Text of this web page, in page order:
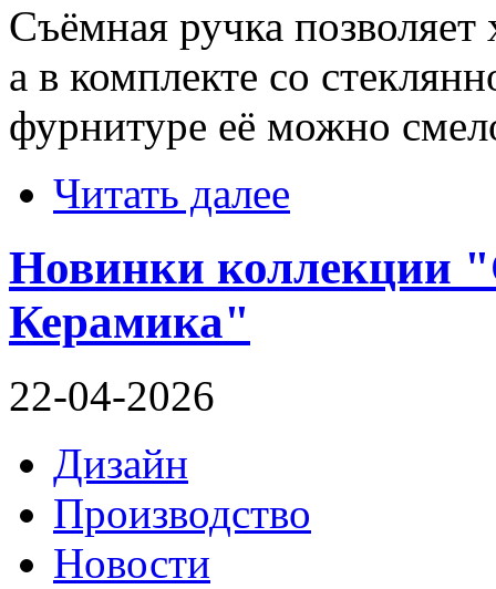
Съёмная ручка
а в комплекте со
фурнитуре её можно
Читать далее
Новинки коллекции
Керамика"
22-04-2026
Дизайн
Производство
Новости